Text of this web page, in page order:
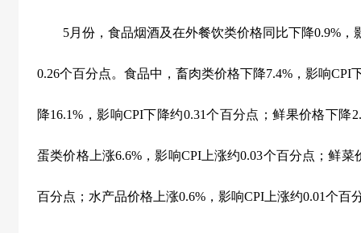
5月份，食品烟酒及在外餐饮类价格同比下降0.9% ，
0.26个百分点。食品中，畜肉类价格下降7.4% ，影响CPI
降16.1% ，影响CPI下降约0.31个百分点；鲜果价格下降
蛋类价格上涨6.6% ，影响CPI上涨约0.03个百分点；鲜菜
百分点；水产品价格上涨0.6% ，影响CPI 上涨约0.01个百